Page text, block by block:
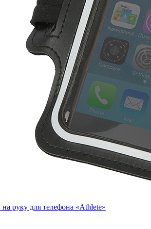
руку для телефона «Athlete»